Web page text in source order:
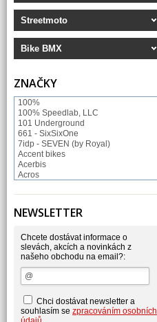
Streetmoto
Bike BMX
ZNAČKY
100%
100% Speedlab, LLC
101 Underground
661 - SixSixOne
7idp - SEVEN (by Royal)
Accent bikes
Acerbis
Acros
Afton Shoes
Alias
Alpinestars
Answer
Arnette
ASP Swiss Snowscoot
Asterisk
Atomlab
Axo
Baradine
NEWSLETTER
Chcete dostávat informace o
slevách, akcích a novinkách z
našeho obchodu na email?:
Chci dostávat newsletter a
souhlasím se zpracováním osobních